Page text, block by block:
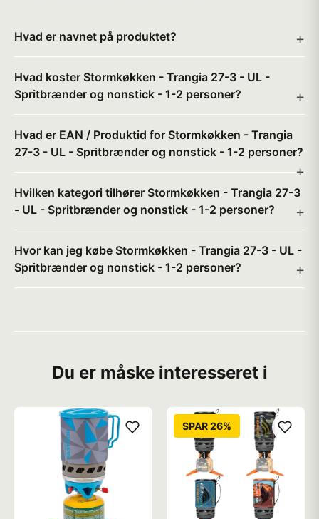
Hvad er navnet på produktet?
Hvad koster Stormkøkken - Trangia 27-3 - UL -
Spritbrænder og nonstick - 1-2 personer?
Hvad er EAN / Produktid for Stormkøkken - Trangia
27-3 - UL - Spritbrænder og nonstick - 1-2 personer?
Hvilken kategori tilhører Stormkøkken - Trangia 27-3
- UL - Spritbrænder og nonstick - 1-2 personer?
Hvor kan jeg købe Stormkøkken - Trangia 27-3 - UL -
Spritbrænder og nonstick - 1-2 personer?
Du er måske interesseret i
SPAR 26%